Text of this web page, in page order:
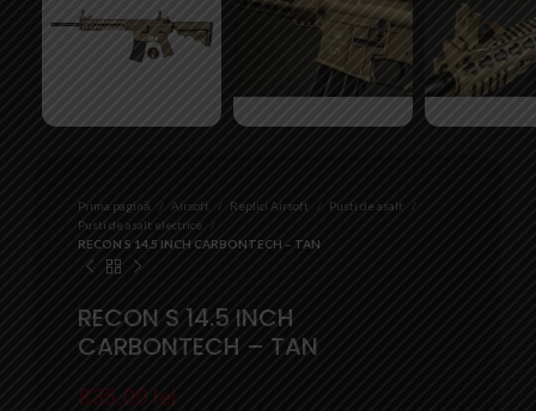
Prima pagină Airsoft Replici Airsoft
Pusti de asalt
Pusti de asalt electrice
RECON S 14.5 INCH CARBONTECH – TAN
RECON S 14.5 INCH
CARBONTECH – TAN
835,00 lei